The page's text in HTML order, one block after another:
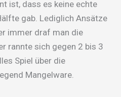
ist, dass es keine echte
gab. Lediglich Ansätze
immer draf man die
rannte sich gegen 2 bis 3
Spiel über die
Mangelware.